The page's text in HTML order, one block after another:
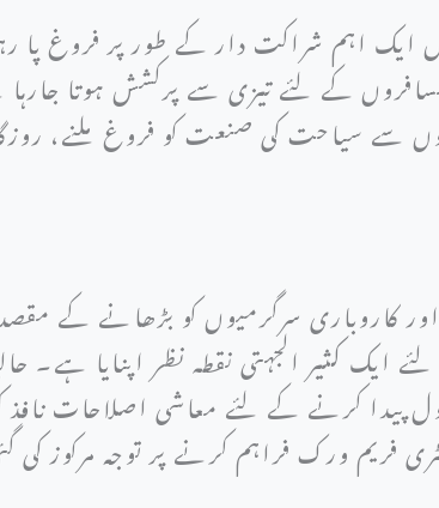
ایک اہم شراکت دار کے طور پر فروغ پا
کے لئے تیزی سے پرکشش ہوتا
سے سیاحت کی صنعت کو فروغ ملنے،
کاروباری سرگرمیوں کو بڑھانے کے
ایک کثیر الجہتی نقطہ نظر اپنایا ہے۔
پیدا کرنے کے لئے معاشی اصلاحات
فریم ورک فراہم کرنے پر توجہ مرکوز